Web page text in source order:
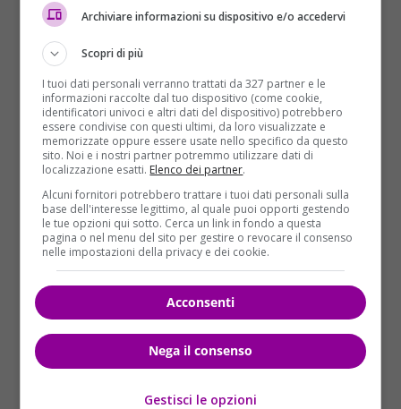
assumo la piena responsabilità”, ha aggiunto,
evidenziando la complessità e le sfide etiche che gli
artisti si trovano ad affrontare nel contesto attuale.
Riflessioni sul potere del
cinema
L’attrice sessantaquattrenne, che ha vinto un premio
Oscar e ha un legame profondo con il Festival di
Berlino – di cui è stata presidente di giuria nel 2009 –
ha anche condiviso un ricordo personale riguardo al
film che ha cambiato la sua vita. Ha citato “Power of
Ten” diCharles e Ray Eames, un cortometraggio
scientifico che ha visto per la prima volta all’età di
otto anni. Ha spiegato che “è lungo solo pochi minuti
e dimostra come tutto sia relativo moltiplicando o
dividendo per dieci la realtà che ci circonda”. Questo
film ha ispirato Swinton e l’ha spinta a riconoscere il
Archiviare informazioni su dispositivo e/o accedervi
Scopri di più
I tuoi dati personali verranno trattati da 327 partner e le
informazioni raccolte dal tuo dispositivo (come cookie,
identificatori univoci e altri dati del dispositivo) potrebbero
essere condivise con questi ultimi, da loro visualizzate e
memorizzate oppure essere usate nello specifico da questo
sito. Noi e i nostri partner potremmo utilizzare dati di
localizzazione esatti. Elenco dei partner.
Alcuni fornitori potrebbero trattare i tuoi dati personali sulla
base dell'interesse legittimo, al quale puoi opporti gestendo
le tue opzioni qui sotto. Cerca un link in fondo a questa
pagina o nel menu del sito per gestire o revocare il consenso
nelle impostazioni della privacy e dei cookie.
Acconsenti
Nega il consenso
Gestisci le opzioni